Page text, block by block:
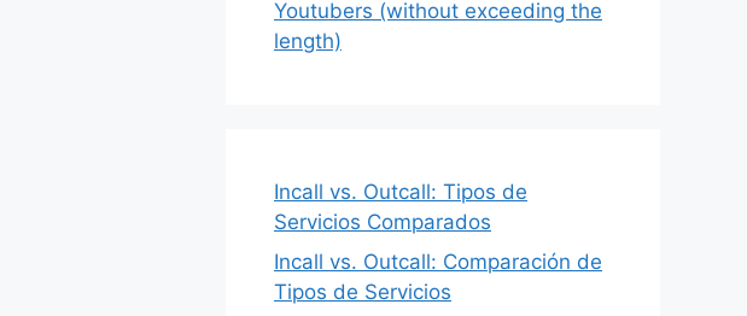
Youtubers (without exceeding the
length)
Incall vs. Outcall: Tipos de
Servicios Comparados
Incall vs. Outcall: Comparación de
Tipos de Servicios